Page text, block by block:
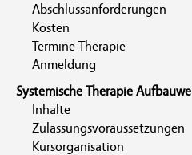
Abschlussanforderungen
Kosten
Termine Therapie
Anmeldung
Systemische Therapie
Inhalte
Zulassungsvoraussetzungen
Kursorganisation